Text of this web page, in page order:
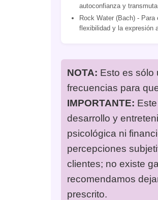
autoconfianza y
Rock Water (Bach) - Para
flexibilidad y la expresión
NOTA: Esto es sólo
frecuencias para
IMPORTANTE:
desarrollo y
psicológica ni
percepciones
clientes; no existe
recomendamos
prescrito.